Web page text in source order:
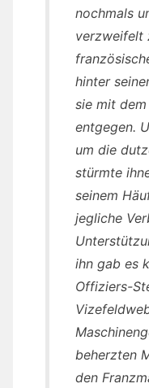
nochmals
verzweifelt
hinter
sie mit
entgegen.
um die
stürmte
seinem
jegliche
ihn gab es
Offiziers-
beherzten
den